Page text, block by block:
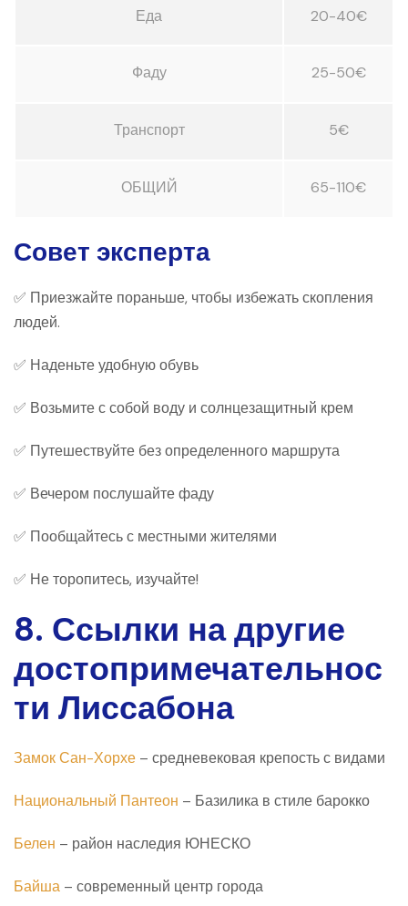
Еда 20-40€
Фаду 25-50€
Транспорт 5€
ОБЩИЙ 65-110€
Совет эксперта
✅ Приезжайте пораньше, чтобы избежать скопления
людей.
✅ Наденьте удобную обувь
✅ Возьмите с собой воду и солнцезащитный крем
✅ Путешествуйте без определенного маршрута
✅ Вечером послушайте фаду
✅ Пообщайтесь с местными жителями
✅ Не торопитесь, изучайте!
8. Ссылки на другие
достопримечательнос
ти Лиссабона
Замок Сан-Хорхе – средневековая крепость с видами
Национальный Пантеон – Базилика в стиле барокко
Белен – район наследия ЮНЕСКО
Байша – современный центр города